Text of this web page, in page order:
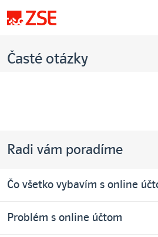
Časté otázky
Radi vám poradíme
Čo všetko vybavím s online
Problém s online účtom